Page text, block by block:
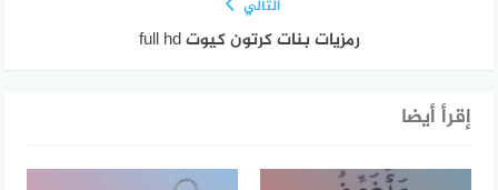
التالي
رمزيات بنات كرتون كيوت full hd
إقرأ أيضا